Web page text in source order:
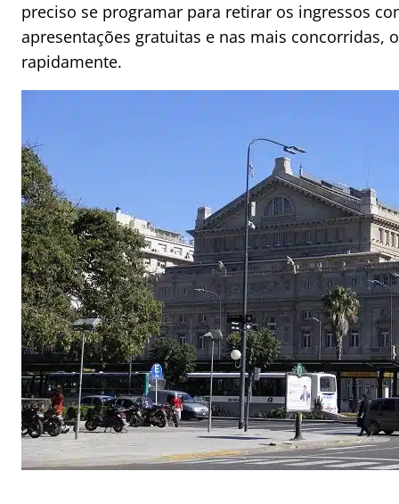
preciso se programar para retirar os ingressos
apresentações gratuitas e nas mais concorridas,
rapidamente.